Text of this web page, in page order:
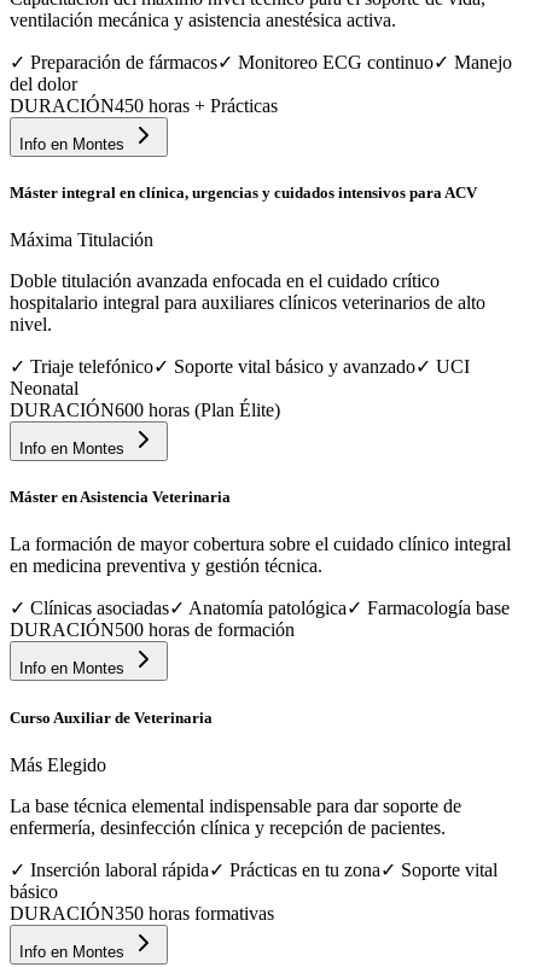
ventilación mecánica y asistencia anestésica activa.
✓ Preparación de fármacos✓ Monitoreo ECG continuo✓ Manejo
del dolor
DURACIÓN450 horas + Prácticas
Info en Montes
Máster integral en clínica, urgencias y cuidados intensivos para ACV
Máxima Titulación
Doble titulación avanzada enfocada en el cuidado crítico
hospitalario integral para auxiliares clínicos veterinarios de alto
nivel.
✓ Triaje telefónico✓ Soporte vital básico y avanzado✓ UCI
Neonatal
DURACIÓN600 horas (Plan Élite)
Info en Montes
Máster en Asistencia Veterinaria
La formación de mayor cobertura sobre el cuidado clínico integral
en medicina preventiva y gestión técnica.
✓ Clínicas asociadas✓ Anatomía patológica✓ Farmacología base
DURACIÓN500 horas de formación
Info en Montes
Curso Auxiliar de Veterinaria
Más Elegido
La base técnica elemental indispensable para dar soporte de
enfermería, desinfección clínica y recepción de pacientes.
✓ Inserción laboral rápida✓ Prácticas en tu zona✓ Soporte vital
básico
DURACIÓN350 horas formativas
Info en Montes